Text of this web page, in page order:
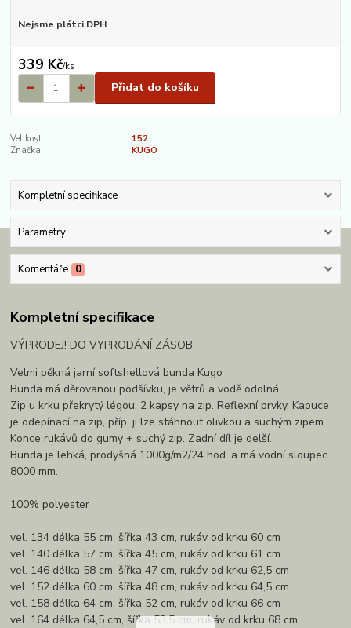
Nejsme plátci DPH
339 Kč/ks
Přidat do košíku
Velikost:
152
Značka:
KUGO
Kompletní specifikace
Parametry
Komentáře 0
Kompletní specifikace
VÝPRODEJ! DO VYPRODÁNÍ ZÁSOB
Velmi pěkná jarní softshellová bunda Kugo
Bunda má děrovanou podšívku, je větrů a vodě odolná.
Zip u krku překrytý légou, 2 kapsy na zip. Reflexní prvky. Kapuce
je odepínací na zip, příp. ji lze stáhnout olivkou a suchým zipem.
Konce rukávů do gumy + suchý zip. Zadní díl je delší.
Bunda je lehká, prodyšná 1000g/m2/24 hod. a má vodní sloupec
8000 mm.
100% polyester
vel. 134 délka 55 cm, šířka 43 cm, rukáv od krku 60 cm
vel. 140 délka 57 cm, šířka 45 cm, rukáv od krku 61 cm
vel. 146 délka 58 cm, šířka 47 cm, rukáv od krku 62,5 cm
vel. 152 délka 60 cm, šířka 48 cm, rukáv od krku 64,5 cm
vel. 158 délka 64 cm, šířka 52 cm, rukáv od krku 66 cm
vel. 164 délka 64,5 cm, šířka 53,5 cm, rukáv od krku 68 cm